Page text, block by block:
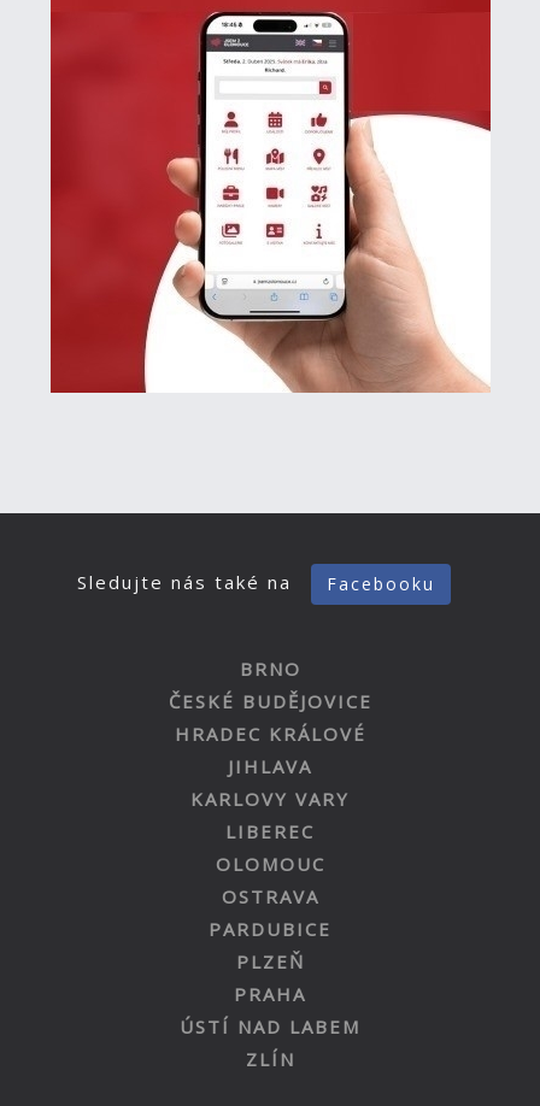
Sledujte nás také na Facebooku
BRNO
ČESKÉ BUDĚJOVICE
HRADEC KRÁLOVÉ
JIHLAVA
KARLOVY VARY
LIBEREC
OLOMOUC
OSTRAVA
PARDUBICE
PLZEŇ
PRAHA
ÚSTÍ NAD LABEM
ZLÍN